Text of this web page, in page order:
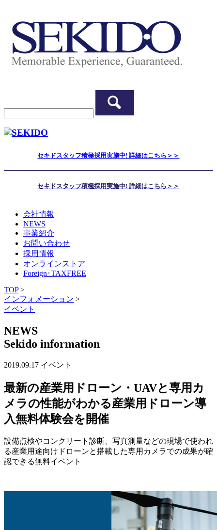
セキドスタッフ積極採用実施中! 詳細はこちら＞＞
セキドスタッフ積極採用実施中! 詳細はこちら＞＞
会社情報
NEWS
事業紹介
お問い合わせ
採用情報
オンラインストア
Foreign･TAXFREE
TOP>
インフォメーション >
イベント
NEWS
Sekido information
2019.09.17 イベント
最新の産業用ドローン・UAVと専用カ
メラの性能がわかる産業用ドローン導
入無料体験会を開催
設備点検やコンクリート診断、写真測量などの現場で使われ
る産業用途向けドローンと搭載した専用カメラでの成果が確
認できる無料イベント